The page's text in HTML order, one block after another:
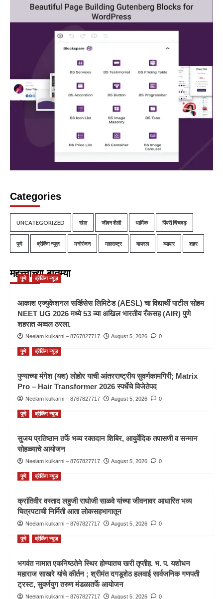
Categories
UNCATEGORIZED खेल जीवन शैली धार्मिक पिंपरी चिंचवड़
पुणे ब्रेकिंग न्यूज़ मनोरंजन महाराष्ट्र वायरल व्यापार शहर
महत्त्वाच्या बातम्या
पुणे ब्रेकिंग न्यूज़
आकाश एज्युकेशनल सर्व्हिसेस लिमिटेड (AESL) चा विद्यार्थी पाटील सोहम
NEET UG 2026 मध्ये 53 व्या अखिल भारतीय रँकसह (AIR) पुणे
शहरात अव्वल ठरला.
Neelam kulkarni – 8767827717 August 5, 2026 0
पुणे ब्रेकिंग न्यूज़
पुण्याच्या मंगेश (यश) लोहोर याची आंतरराष्ट्रीय सुवर्णकामगिरी; Matrix
Pro – Hair Transformer 2026 स्पर्धेचे विजेतेपद
Neelam kulkarni – 8767827717 August 5, 2026 0
पुणे ब्रेकिंग न्यूज़
सुजय प्रतिष्ठान तर्फे भव्य रक्तदान शिबिर, आयुर्वेदिक तपासणी व सन्मान
सोहळ्याचे आयोजन
Neelam kulkarni – 8767827717 August 5, 2026 0
पुणे ब्रेकिंग न्यूज़
क्रांतिवीर वस्ताद लहुजी राघोजी साळवे यांच्या जीवनावर आधारित भव्य
चित्रपटाची निर्मिती आता लोकसहभागातून
Neelam kulkarni – 8767827717 August 5, 2026 0
पुणे ब्रेकिंग न्यूज़
भगवंत नामात एकनिष्ठतेने स्थिर होण्यातच खरी तृप्तीह. भ. प. यशोधन
महाराज साखरे यांचे कीर्तन ; श्रीमंत दगडूशेठ हलवाई सार्वजनिक गणपती
ट्रस्ट, सुवर्णयुग तरुण मंडळातर्फे आयोजन
Neelam kulkarni – 8767827717 August 5, 2026 0